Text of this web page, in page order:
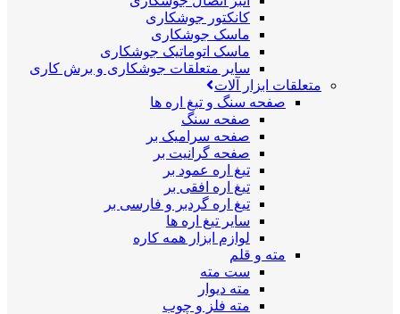
کانکتور جوشکاری
ماسک جوشکاری
ماسک اتوماتیک جوشکاری
سایر متعلقات جوشکاری و برش کاری
متعلقات ابزار آلات
صفحه سنگ و تیغ اره ها
صفحه سنگ
صفحه سرامیک بر
صفحه گرانیت بر
تیغ اره عمود بر
تیغ اره افقی بر
تیغ اره گردبر و فارسی بر
سایر تیغ اره ها
لوازم ابزار همه کاره
مته و قلم
ست مته
مته دیوار
مته فلز و چوب